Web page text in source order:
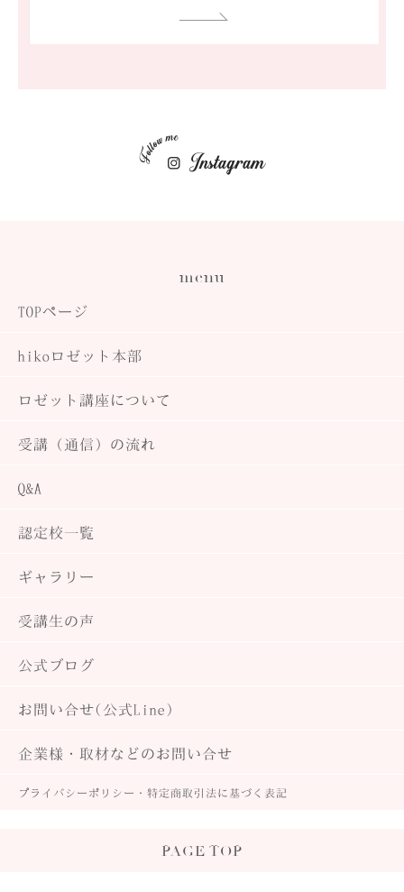
menu
TOPページ
hikoロゼット本部
ロゼット講座について
受講（通信）の流れ
Q&A
認定校一覧
ギャラリー
受講生の声
公式ブログ
お問い合せ(公式Line)
企業様・取材などのお問い合せ
プライバシーポリシー・ 特定商取引法に基づく表記
PAGE TOP